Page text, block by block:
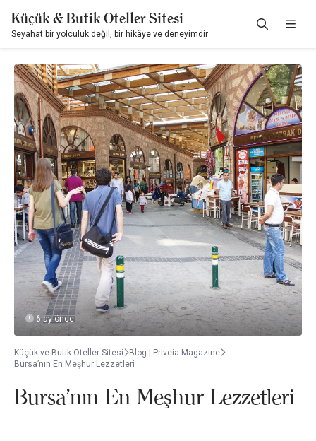
Küçük & Butik Oteller Sitesi
Seyahat bir yolculuk değil, bir hikâye ve deneyimdir
6 ay önce
Küçük ve Butik Oteller Sitesi
Blog | Priveia Magazine
Bursa’nın En Meşhur Lezzetleri
Bursa’nın En Meşhur Lezzetleri